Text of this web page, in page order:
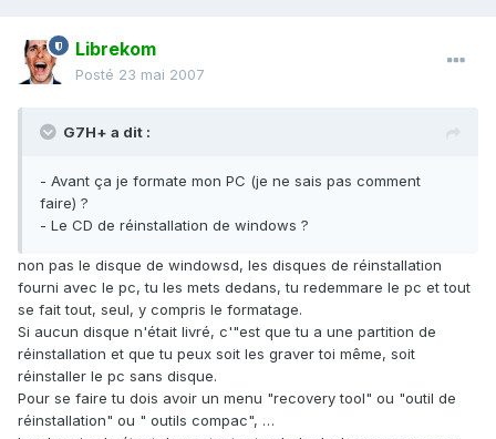
Librekom
Posté 23 mai 2007
G7H+ a dit :
- Avant ça je formate mon PC (je ne sais pas comment
faire) ?
- Le CD de réinstallation de windows ?
non pas le disque de windowsd, les disques de réinstallation
fourni avec le pc, tu les mets dedans, tu redemmare le pc et tout
se fait tout, seul, y compris le formatage.
Si aucun disque n'était livré, c'"est que tu a une partition de
réinstallation et que tu peux soit les graver toi même, soit
réinstaller le pc sans disque.
Pour se faire tu dois avoir un menu "recovery tool" ou "outil de
réinstallation" ou " outils compac", …